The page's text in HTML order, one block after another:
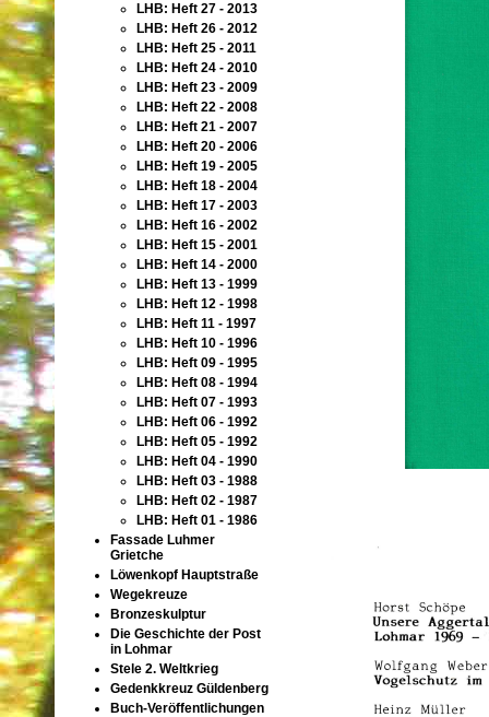
LHB: Heft 27 - 2013
LHB: Heft 26 - 2012
LHB: Heft 25 - 2011
LHB: Heft 24 - 2010
LHB: Heft 23 - 2009
LHB: Heft 22 - 2008
LHB: Heft 21 - 2007
LHB: Heft 20 - 2006
LHB: Heft 19 - 2005
LHB: Heft 18 - 2004
LHB: Heft 17 - 2003
LHB: Heft 16 - 2002
LHB: Heft 15 - 2001
LHB: Heft 14 - 2000
LHB: Heft 13 - 1999
LHB: Heft 12 - 1998
LHB: Heft 11 - 1997
LHB: Heft 10 - 1996
LHB: Heft 09 - 1995
LHB: Heft 08 - 1994
LHB: Heft 07 - 1993
LHB: Heft 06 - 1992
LHB: Heft 05 - 1992
LHB: Heft 04 - 1990
LHB: Heft 03 - 1988
LHB: Heft 02 - 1987
LHB: Heft 01 - 1986
Fassade Luhmer
Grietche
Löwenkopf Hauptstraße
Wegekreuze
Bronzeskulptur
Die Geschichte der Post
in Lohmar
Stele 2. Weltkrieg
Gedenkkreuz Güldenberg
Buch-Veröffentlichungen